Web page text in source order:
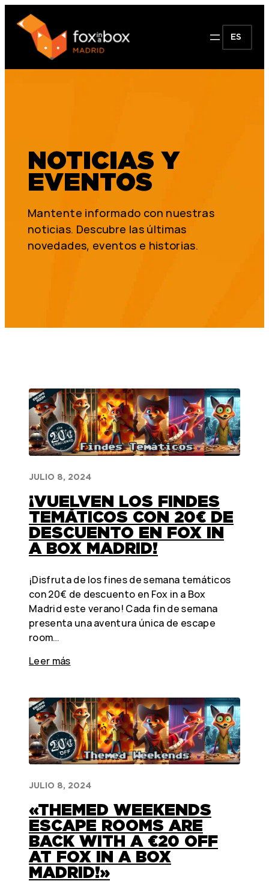
ES
NOTICIAS Y
EVENTOS
Mantente informado con nuestras
noticias. Descubre las últimas
novedades, eventos e historias.
JULIO 8, 2024
¡VUELVEN LOS FINDES
TEMÁTICOS CON 20€ DE
DESCUENTO EN FOX IN
A BOX MADRID!
¡Disfruta de los fines de semana temáticos
con 20€ de descuento en Fox in a Box
Madrid este verano! Cada fin de semana
presenta una aventura única de escape
room…
Leer más
JULIO 8, 2024
«THEMED WEEKENDS
ESCAPE ROOMS ARE
BACK WITH A €20 OFF
AT FOX IN A BOX
MADRID!»